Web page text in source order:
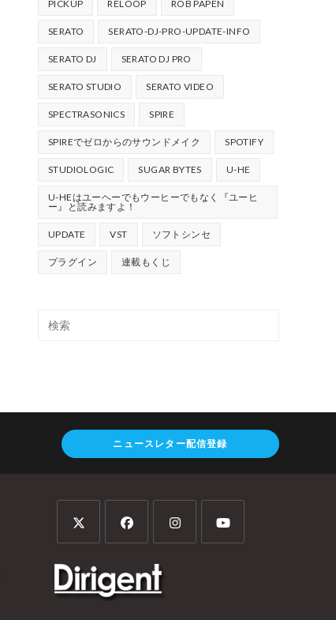
PICKUP RELOOP ROB PAPEN
SERATO SERATO-DJ-PRO-UPDATE-INFO
SERATO DJ SERATO DJ PRO
SERATO STUDIO SERATO VIDEO
SPECTRASONICS SPIRE
SPIREでゼロからのサウンドメイク SPOTIFY
STUDIOLOGIC SUGAR BYTES U-HE
U-HEはユーヘーでもウーヒーでもなく『ユーヒ
ー』と読みますよ！
UPDATE VST ソフトシンセ
プラグイン 連載もくじ
ニュースレター配信登録